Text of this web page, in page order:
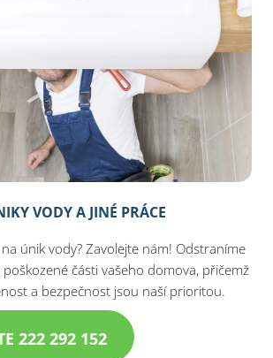
VODY A JINÉ PRÁCE
únik vody? Zavolejte nám! Odstraníme
části vašeho domova, přičemž
a bezpečnost jsou naší prioritou.
222 292 152